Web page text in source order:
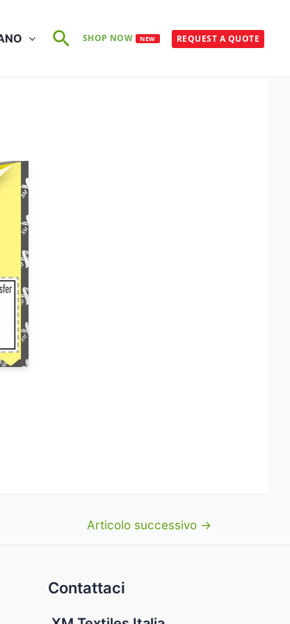
CercaSHOP NOW NEW REQUEST A QUOTE
Articolo successivo →
Contattaci